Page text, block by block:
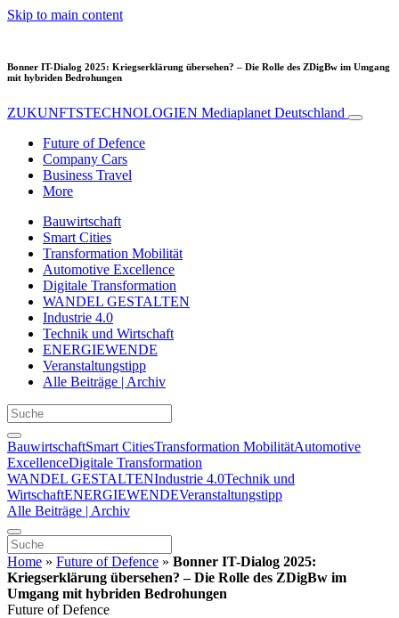
Skip to main content
Bonner IT-Dialog 2025: Kriegserklärung übersehen? – Die Rolle des ZDigBw im Umgang
mit hybriden Bedrohungen
ZUKUNFTSTECHNOLOGIEN Mediaplanet Deutschland
Future of Defence
Company Cars
Business Travel
More
Bauwirtschaft
Smart Cities
Transformation Mobilität
Automotive Excellence
Digitale Transformation
WANDEL GESTALTEN
Industrie 4.0
Technik und Wirtschaft
ENERGIEWENDE
Veranstaltungstipp
Alle Beiträge | Archiv
BauwirtschaftSmart CitiesTransformation MobilitätAutomotive
ExcellenceDigitale Transformation
WANDEL GESTALTENIndustrie 4.0Technik und
WirtschaftENERGIEWENDEVeranstaltungstipp
Alle Beiträge | Archiv
Home » Future of Defence » Bonner IT-Dialog 2025:
Kriegserklärung übersehen? – Die Rolle des ZDigBw im
Umgang mit hybriden Bedrohungen
Future of Defence